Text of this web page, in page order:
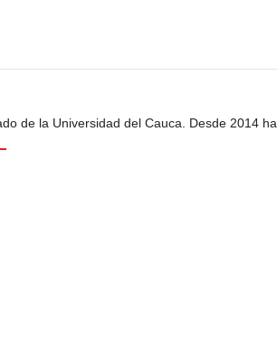
de la Universidad del Cauca. Desde 2014 ha